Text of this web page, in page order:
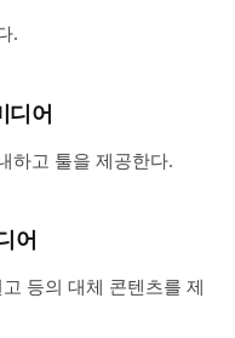
.
디어
하고 툴을 제공한다.
어
등의 대체 콘텐츠를 제